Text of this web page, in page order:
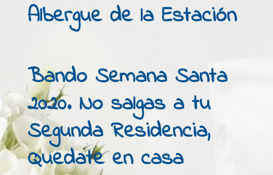
Albergue de la Estación
Bando Semana Santa
2020. No salgas a tu
Segunda Residencia,
Quedate en casa